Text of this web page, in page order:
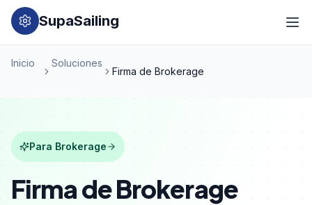
SupaSailing
Inicio Soluciones
Firma de Brokerage
Para Brokerage
Firma de Brokerage